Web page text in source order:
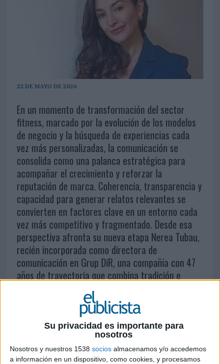
Su privacidad es importante para
nosotros
Nosotros y nuestros 1538 socios almacenamos y/o accedemos
a información en un dispositivo, como cookies, y procesamos
22 DE MAYO DE 2026
En un momento de transformación del sector
fitness, marcado por la evolución de los modelos
de negocio y la búsqueda de experiencias cada
vez más personalizadas, la comunicación se
consolida como una palanca estratégica para
acompañar el crecimiento y reforzar la
reputación de marca. Coherencia, transparencia y
capacidad para generar relatos relevantes se
convierten en factores clave en un entorno cada
vez más competitivo y fragmentado. Desde esa
perspectiva afronta su nueva etapa Nerea Tubau,
recién incorporada como directora de
comunicación en Grup DiR, una compañía con 47
años de trayectoria que combina tradición e
innovación con la puesta en marcha de nuevos
clubs boutique en Barcelona. “La comunicación
acompaña, amplifica y da visibilidad a la
estrategia de negocio; si no se comunica, no
existe”, apuesta Tubau
Acabas de incorporarte como directora de